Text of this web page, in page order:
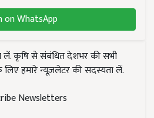
on WhatsApp
लें. कृषि से संबंधित देशभर की सभी
हमारे न्यूज़लेटर की सदस्यता लें.
Newsletters